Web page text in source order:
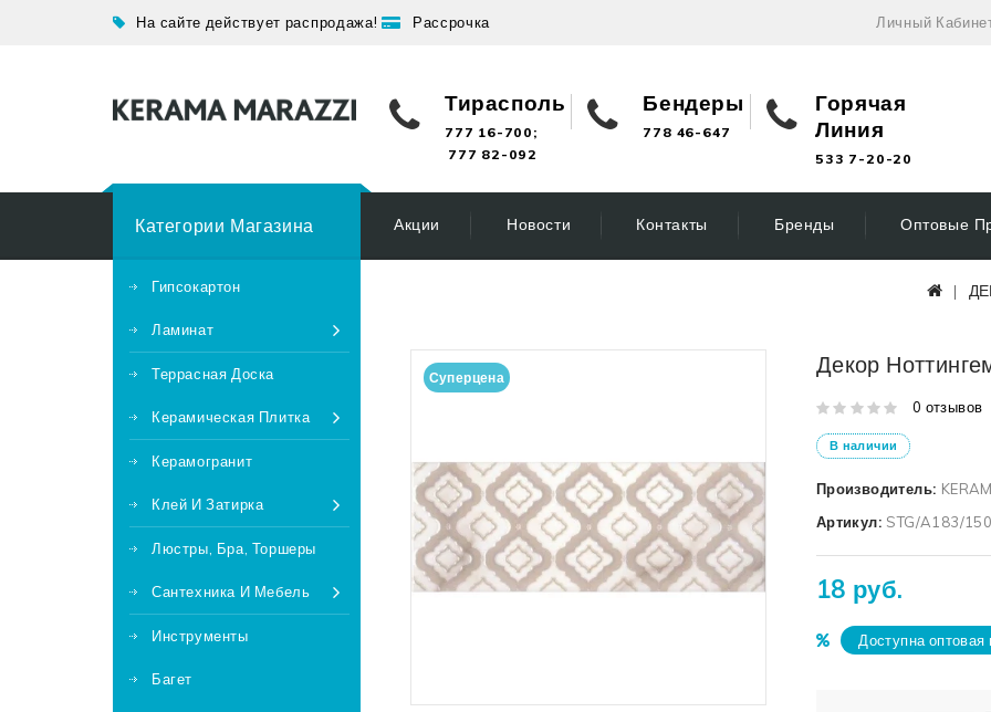
На сайте действует распродажа! Рассрочка Личный
Тирасполь
777 16-700;
777 82-092
Бендеры
778 46-647
Горячая
Линия
533 7-20-20
Акции Новости Контакты Бренды Оптовые
Категории Магазина
Гипсокартон
Ламинат
Террасная Доска
Керамическая Плитка
Керамогранит
Клей И Затирка
Люстры, Бра, Торшеры
Сантехника И Мебель
Инструменты
Багет
Суперцена Декор
0 отзывов
В наличии
Производитель:
Артикул: STG/A183/
18 руб.
Доступна оптовая